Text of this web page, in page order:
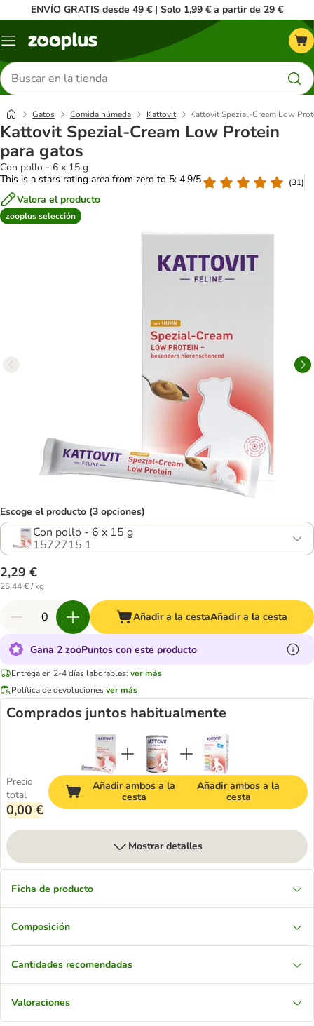
ENVÍO GRATIS desde 49 € | Solo 1,99 € a partir de 29 €
Menú
Buscar
productos
Gatos Comida húmeda Kattovit Kattovit Spezial-Cream Low
Kattovit Spezial-Cream Low Protein
para gatos
Con pollo - 6 x 15 g
This is a stars rating area from zero to 5: 4.9/5
(31)
Valora el producto
zooplus selección
Escoge el producto (3 opciones)
Con pollo - 6 x 15 g
1572715.1
2,29 €
25,44 € / kg
Añadir a la cestaAñadir a la cesta
Gana 2 zooPuntos con este producto
Entrega en 2-4 días laborables: ver más
Política de devolucionesver más
Comprados juntos habitualmente
Precio
total
0,00 €
Añadir ambos a la
cesta
Añadir ambos a la
cesta
Mostrar detalles
Ficha de producto
Composición
Cantidades recomendadas
Valoraciones